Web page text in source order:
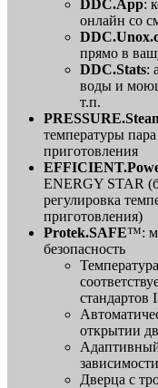
DDC.App:
онлайн со
прямо в
DDC.Stats:
воды и
т.п.
температуры
приготовления
ENERGY STAR
регулировка
приготовления)
Protek.SAFE™:
безопасность
стандартов
открытии
Адаптивный
Дверца с